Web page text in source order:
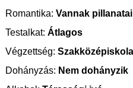
Romantika: Vannak pillanatai
Testalkat: Átlagos
Végzettség: Szakközépiskola
Dohányzás: Nem dohányzik